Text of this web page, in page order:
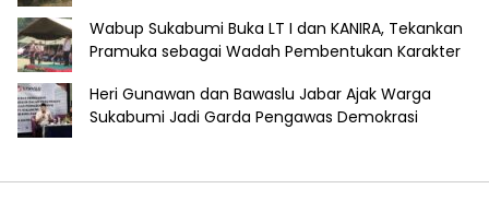
Wabup Sukabumi Buka LT I dan KANIRA, Tekankan
Pramuka sebagai Wadah Pembentukan Karakter
Heri Gunawan dan Bawaslu Jabar Ajak Warga
Sukabumi Jadi Garda Pengawas Demokrasi